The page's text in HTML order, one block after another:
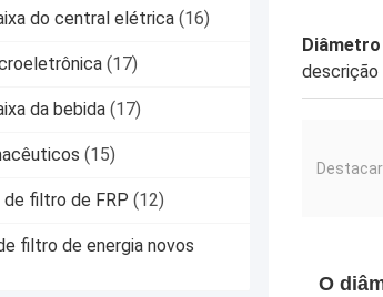
do central elétrica (16)
(17)
da bebida (17)
(15)
filtro de FRP (12)
filtro de energia novos
descrição
O